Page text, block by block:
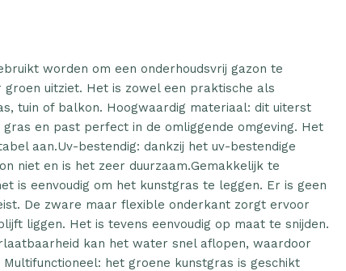
worden om een onderhoudsvrij gazon te
uitziet. Het is zowel een praktische als
tuin of balkon. Hoogwaardig materiaal: dit uiterst
en past perfect in de omliggende omgeving. Het
aan.Uv-bestendig: dankzij het uv-bestendige
niet en is het zeer duurzaam.Gemakkelijk te
is eenvoudig om het kunstgras te leggen. Er is geen
De zware maar flexible onderkant zorgt ervoor
liggen. Het is tevens eenvoudig op maat te snijden.
kan het water snel aflopen, waardoor
het groene kunstgras is geschikt